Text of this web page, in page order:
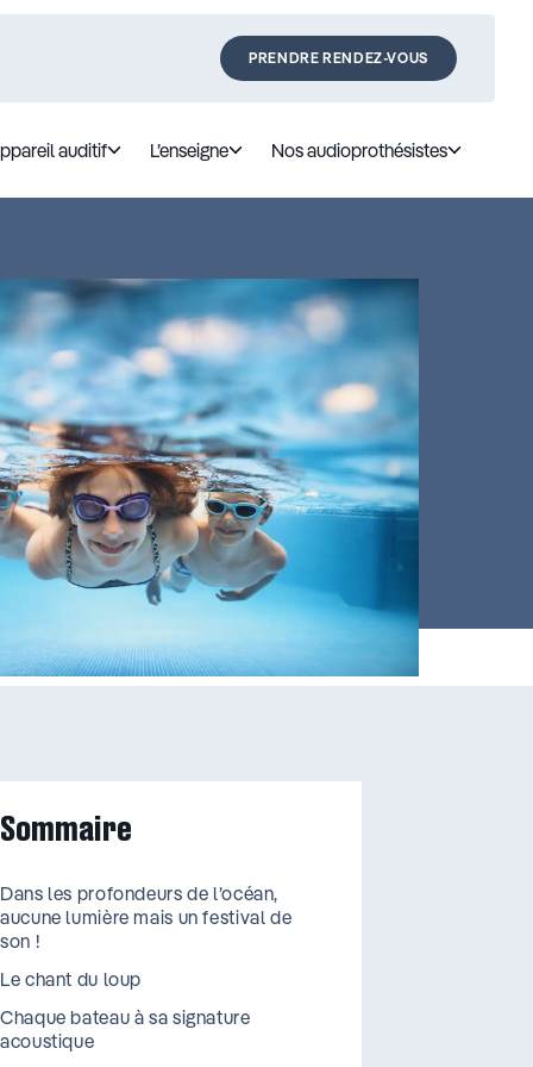
PRENDRE RENDEZ-VOUS
auditif L’enseigne Nos audioprothésistes
Sommaire
Dans les profondeurs de l’océan,
aucune lumière mais un festival de
son !
Le chant du loup
Chaque bateau à sa signature
acoustique